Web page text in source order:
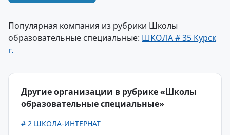
Популярная компания из рубрики Школы
образовательные специальные: ШКОЛА # 35 Курск
г.
Другие организации в рубрике «Школы
образовательные специальные»
# 2 ШКОЛА-ИНТЕРНАТ